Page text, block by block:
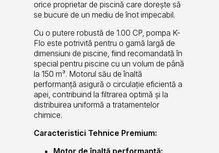
orice proprietar de piscină care dorește să
se bucure de un mediu de înot impecabil.
Cu o putere robustă de 1.00 CP, pompa K-
Flo este potrivită pentru o gamă largă de
dimensiuni de piscine, fiind recomandată în
special pentru piscine cu un volum de până
la 150 m³. Motorul său de înaltă
performanță asigură o circulație eficientă a
apei, contribuind la filtrarea optimă și la
distribuirea uniformă a tratamentelor
chimice.
Caracteristici Tehnice Premium:
Motor de înaltă performanță: